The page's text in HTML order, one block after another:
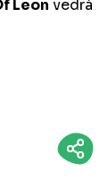
Leon vedrà